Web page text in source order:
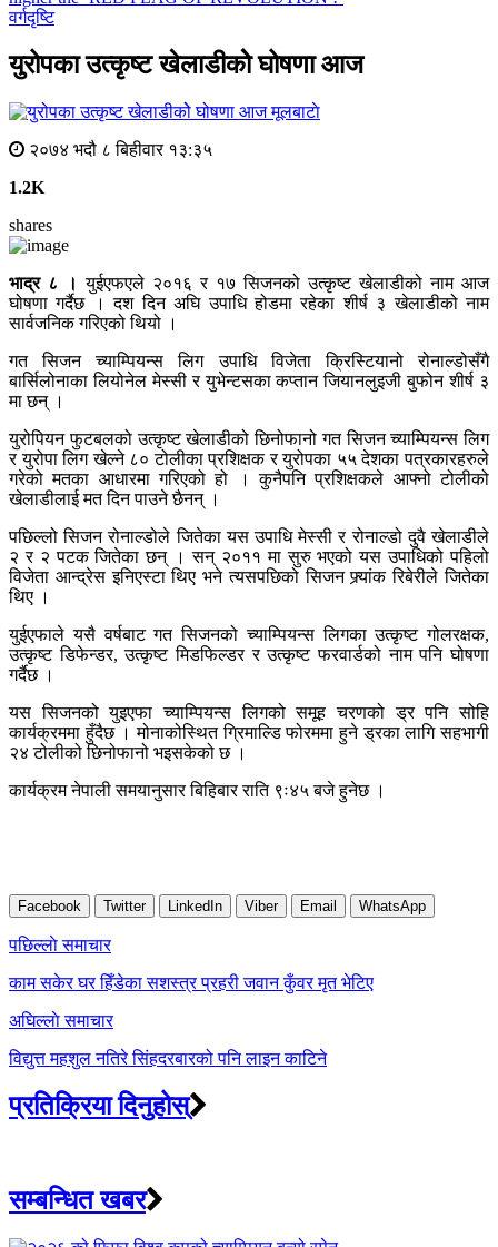
वर्गदृष्टि
युरोपका उत्कृष्ट खेलाडीकोे घोषणा आज
मूलबाटाे
२०७४ भदौ ८ बिहीवार १३:३५
1.2K
shares
भाद्र ८ । युईएफएले २०१६ र १७ सिजनको उत्कृष्ट खेलाडीको नाम आज
घोषणा गर्दैछ । दश दिन अघि उपाधि होडमा रहेका शीर्ष ३ खेलाडीको नाम
सार्वजनिक गरिएको थियो ।
गत सिजन च्याम्पियन्स लिग उपाधि विजेता क्रिस्टियानो रोनाल्डोसँगै
बार्सिलोनाका लियोनेल मेस्सी र युभेन्टसका कप्तान जियानलुइजी बुफोन शीर्ष ३
मा छन् ।
युरोपियन फुटबलको उत्कृष्ट खेलाडीको छिनोफानो गत सिजन च्याम्पियन्स लिग
र युरोपा लिग खेल्ने ८० टोलीका प्रशिक्षक र युरोपका ५५ देशका पत्रकारहरुले
गरेको मतका आधारमा गरिएको हो । कुनैपनि प्रशिक्षकले आफ्नो टोलीको
खेलाडीलाई मत दिन पाउने छैनन् ।
पछिल्लो सिजन रोनाल्डोले जितेका यस उपाधि मेस्सी र रोनाल्डो दुवै खेलाडीले
२ र २ पटक जितेका छन् । सन् २०११ मा सुरु भएको यस उपाधिको पहिलो
विजेता आन्द्रेस इनिएस्टा थिए भने त्यसपछिको सिजन फ्र्यांक रिबेरीले जितेका
थिए ।
युईएफाले यसै वर्षबाट गत सिजनको च्याम्पियन्स लिगका उत्कृष्ट गोलरक्षक,
उत्कृष्ट डिफेन्डर, उत्कृष्ट मिडफिल्डर र उत्कृष्ट फरवार्डको नाम पनि घोषणा
गर्दैछ ।
यस सिजनको युइएफा च्याम्पियन्स लिगको समूह चरणको ड्र पनि सोहि
कार्यक्रममा हुँदैछ । मोनाकोस्थित ग्रिमाल्डि फोरममा हुने ड्रका लागि सहभागी
२४ टोलीको छिनोफानो भइसकेको छ ।
कार्यक्रम नेपाली समयानुसार बिहिबार राति ९ः४५ बजे हुनेछ ।
Facebook Twitter LinkedIn Viber Email WhatsApp
Post
navigation
पछिल्लाे समाचार
काम सकेर घर हिँडेका सशस्त्र प्रहरी जवान कुँवर मृत भेटिए
अघिल्लाे समाचार
विद्युत्त महशुल नतिरे सिंहदरबारको पनि लाइन काटिने
प्रतिक्रिया दिनुहोस्
सम्बन्धित खबर